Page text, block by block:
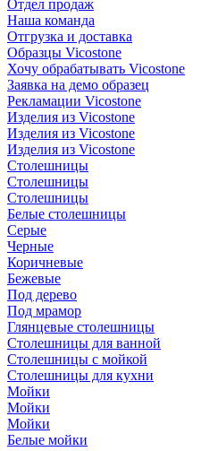
Отдел продаж
Наша команда
Отгрузка и доставка
Образцы Vicostone
Хочу обрабатывать Vicostone
Заявка на демо образец
Рекламации Vicostone
Изделия из Vicostone
Изделия из Vicostone
Изделия из Vicostone
Столешницы
Столешницы
Столешницы
Белые столешницы
Серые
Черные
Коричневые
Бежевые
Под дерево
Под мрамор
Глянцевые столешницы
Столешницы для ванной
Столешницы с мойкой
Столешницы для кухни
Мойки
Мойки
Мойки
Белые мойки